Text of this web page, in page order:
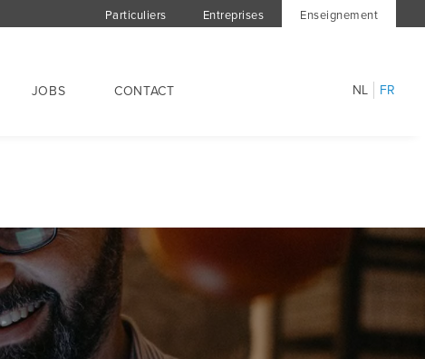
Particuliers Entreprises Enseignement
JOBS CONTACT NL FR